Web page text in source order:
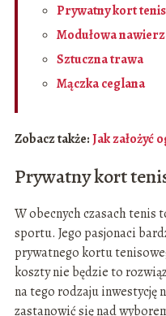
Prywatny kort
Modułowa
Sztuczna trawa
Mączka ceglana
Zobacz także:Jak założyć
Prywatny kort
W obecnych czasach tenis
sportu. Jego pasjonaci
prywatnego kortu
koszty nie będzie to
na tego rodzaju inwestycję
zastanowić się nad